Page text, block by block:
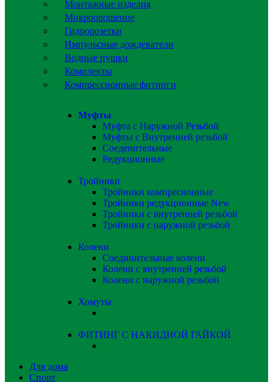
Монтажные изделия
Микроорошение
Гидророзетки
Импульсные дождеватели
Водные пушки
Комплекты
Компрессионные фитинги
Муфты
Муфта с Наружной Резьбой
Муфты с Внутренней резьбой
Соеденительные
Редукционные
Тройники
Тройники компресионные
Тройники редукционные New
Тройники с внутренней резьбой
Тройники с наружной резьбой
Колени
Соединительные колени
Колени с внутренней резьбой
Колени с наружной резьбой
Хомуты
ФИТИНГ С НАКИДНОЙ ГАЙКОЙ
Для дома
Спорт